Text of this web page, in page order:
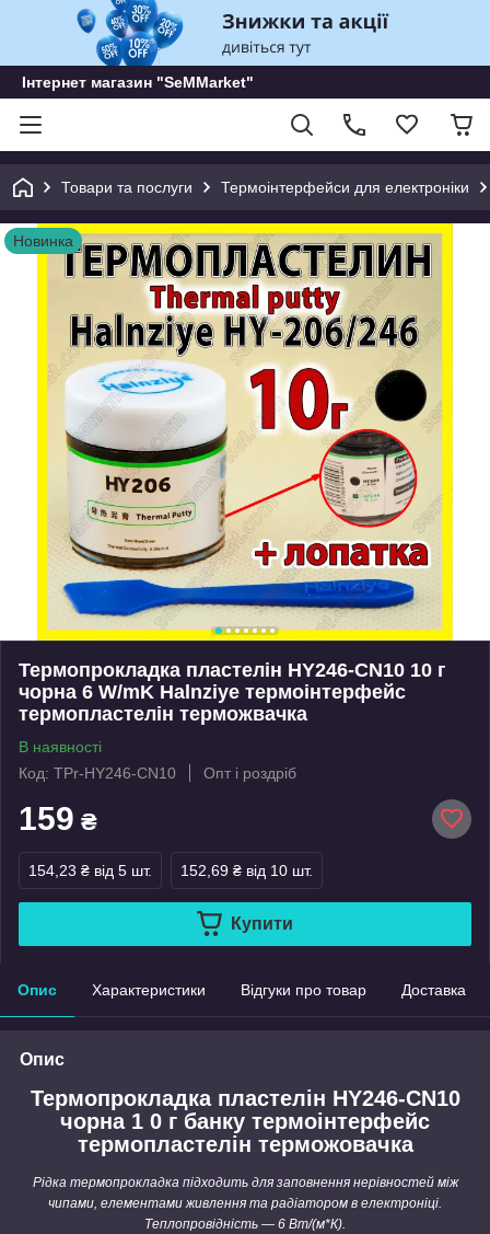
Інтернет магазин "SeMMarket"
Товари та послуги Термоінтерфейси для електроніки
Новинка
Термопрокладка пластелін HY246-CN10 10 г
чорна 6 W/mK Halnziye термоінтерфейс
термопластелін терможвачка
В наявності
Код: TPr-HY246-CN10
Опт і роздріб
159 ₴
154,23 ₴ від 5 шт. 152,69 ₴ від 10 шт.
Купити
Опис Характеристики Відгуки про товар Доставка
Опис
Термопрокладка пластелін HY246-CN10
чорна 1 0 г банку термоінтерфейс
термопластелін терможовачка
Рідка термопрокладка підходить для заповнення нерівностей між
чипами, елементами живлення та радіатором в електроніці.
Теплопровідність — 6 Вт/(м*К).